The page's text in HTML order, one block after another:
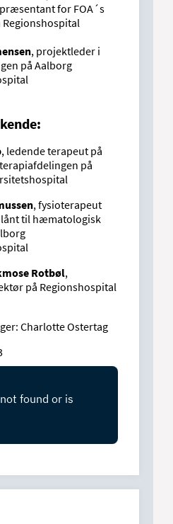
for FOA´s
, projektleder i
på Aalborg
, ledende terapeut på
på
, fysioterapeut
til hæmatologisk
Rotbøl,
på Regionshospital
Charlotte Ostertag